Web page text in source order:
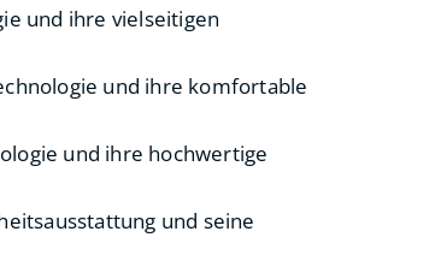
und ihre vielseitigen
und ihre komfortable
und ihre hochwertige
und seine